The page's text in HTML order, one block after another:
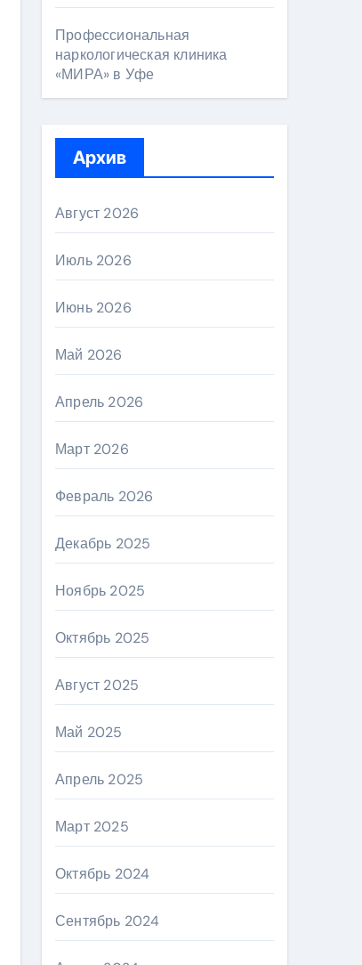
Профессиональная
наркологическая клиника
«МИРА» в Уфе
Архив
Август 2026
Июль 2026
Июнь 2026
Май 2026
Апрель 2026
Март 2026
Февраль 2026
Декабрь 2025
Ноябрь 2025
Октябрь 2025
Август 2025
Май 2025
Апрель 2025
Март 2025
Октябрь 2024
Сентябрь 2024